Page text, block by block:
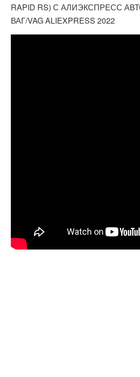
RAPID RS) С АЛИЭКСПРЕСС
ВАГ/VAG ALIEXPRESS 2022